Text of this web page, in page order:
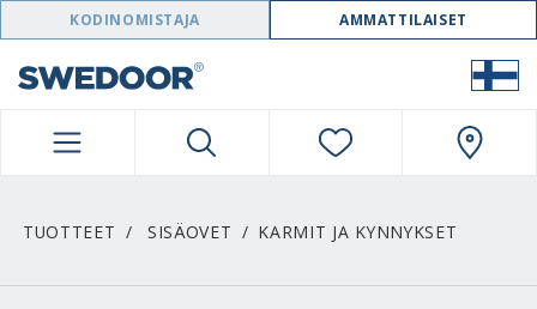
SWEDOOR NAVIGATION
KODINOMISTAJA AMMATTILAISET
TUOTTEET SISÄOVET KARMIT JA KYNNYKSET